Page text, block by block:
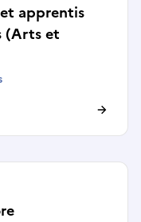
apprentis
(Arts et